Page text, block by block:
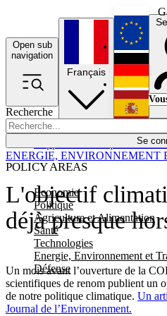
Open sub
navigation
Recherche
Se
POLICY AREAS
Economie
Politique
Agriculture et Alimentation
Santé
Technologies
Energie, Environnement et
Défense
Français
L'objectif
déjà presque
Un mois avant l’ouverture de la
scientifiques de renom publient un
de notre politique climatique. Un
Journal de l’Environenment.
ENERGIE, ENVIRONNEMENT